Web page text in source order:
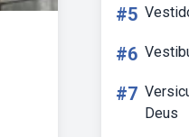
#5
#6
#7
Deus